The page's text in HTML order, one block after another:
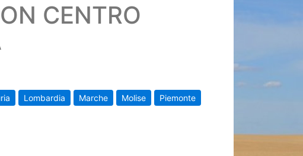
CENTRO
Lombardia Marche Molise
Piemonte